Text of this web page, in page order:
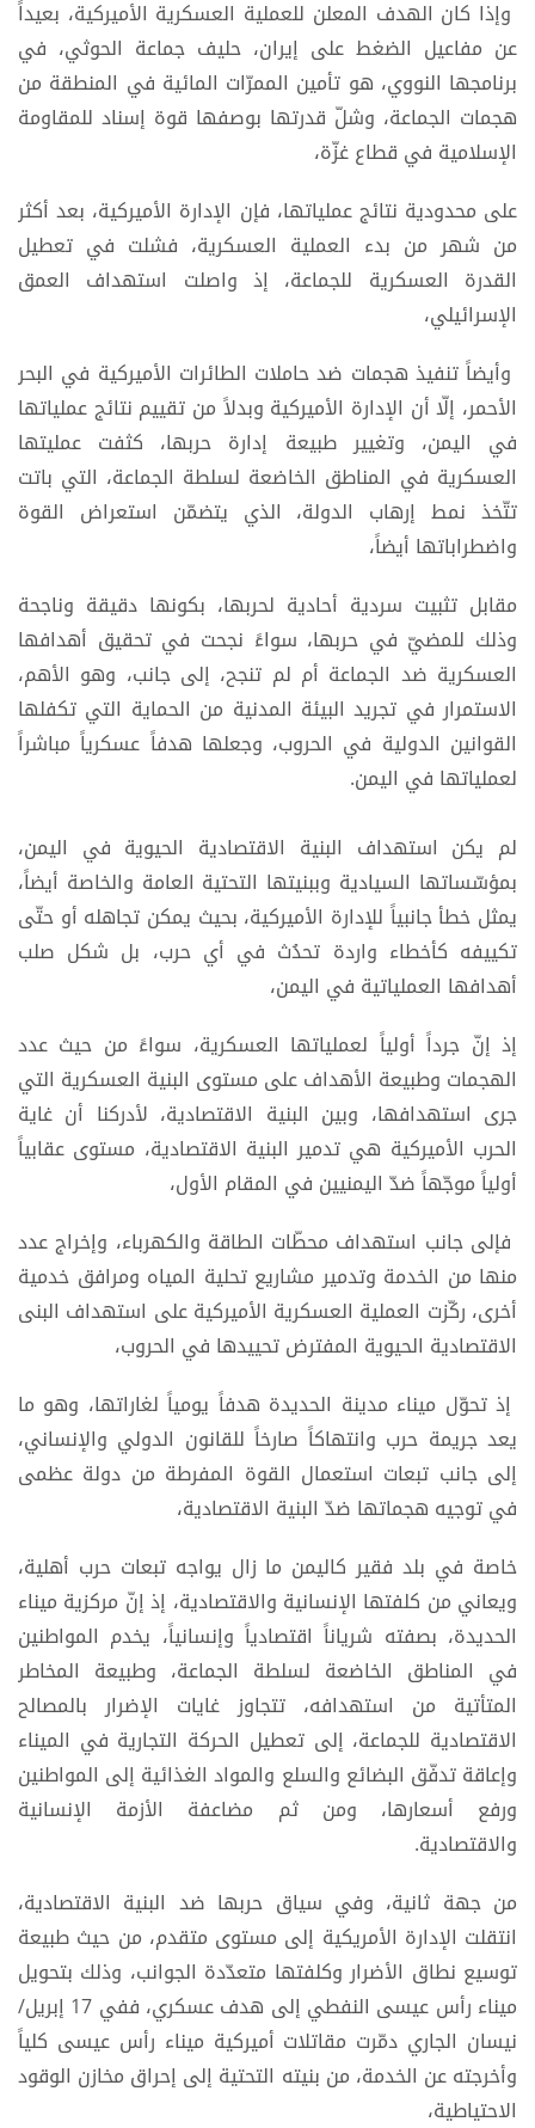
وإذا كان الهدف المعلن للعملية العسكرية الأميركية، بعيداً
عن مفاعيل الضغط على إيران، حليف جماعة الحوثي، في
برنامجها النووي، هو تأمين الممرّات المائية في المنطقة من
هجمات الجماعة، وشلّ قدرتها بوصفها قوة إسناد للمقاومة
الإسلامية في قطاع غزّة،
على محدودية نتائج عملياتها، فإن الإدارة الأميركية، بعد أكثر
من شهر من بدء العملية العسكرية، فشلت في تعطيل
القدرة العسكرية للجماعة، إذ واصلت استهداف العمق
الإسرائيلي،
وأيضاً تنفيذ هجمات ضد حاملات الطائرات الأميركية في البحر
الأحمر، إلّا أن الإدارة الأميركية وبدلاً من تقييم نتائج عملياتها
في اليمن، وتغيير طبيعة إدارة حربها، كثفت عمليتها
العسكرية في المناطق الخاضعة لسلطة الجماعة، التي باتت
تتّخذ نمط إرهاب الدولة، الذي يتضمّن استعراض القوة
واضطراباتها أيضاً،
مقابل تثبيت سردية أحادية لحربها، بكونها دقيقة وناجحة
وذلك للمضيّ في حربها، سواءً نجحت في تحقيق أهدافها
العسكرية ضد الجماعة أم لم تنجح، إلى جانب، وهو الأهم،
الاستمرار في تجريد البيئة المدنية من الحماية التي تكفلها
القوانين الدولية في الحروب، وجعلها هدفاً عسكرياً مباشراً
لعملياتها في اليمن.
لم يكن استهداف البنية الاقتصادية الحيوية في اليمن،
بمؤسّساتها السيادية وببنيتها التحتية العامة والخاصة أيضاً،
يمثل خطأ جانبياً للإدارة الأميركية، بحيث يمكن تجاهله أو حتّى
تكييفه كأخطاء واردة تحدُث في أي حرب، بل شكل صلب
أهدافها العملياتية في اليمن،
إذ إنّ جرداً أولياً لعملياتها العسكرية، سواءً من حيث عدد
الهجمات وطبيعة الأهداف على مستوى البنية العسكرية التي
جرى استهدافها، وبين البنية الاقتصادية، لأدركنا أن غاية
الحرب الأميركية هي تدمير البنية الاقتصادية، مستوى عقابياً
أولياً موجّهاً ضدّ اليمنيين في المقام الأول،
فإلى جانب استهداف محطّات الطاقة والكهرباء، وإخراج عدد
منها من الخدمة وتدمير مشاريع تحلية المياه ومرافق خدمية
أخرى، ركّزت العملية العسكرية الأميركية على استهداف البنى
الاقتصادية الحيوية المفترض تحييدها في الحروب،
إذ تحوّل ميناء مدينة الحديدة هدفاً يومياً لغاراتها، وهو ما
يعد جريمة حرب وانتهاكاً صارخاً للقانون الدولي والإنساني،
إلى جانب تبعات استعمال القوة المفرطة من دولة عظمى
في توجيه هجماتها ضدّ البنية الاقتصادية،
خاصة في بلد فقير كاليمن ما زال يواجه تبعات حرب أهلية،
ويعاني من كلفتها الإنسانية والاقتصادية، إذ إنّ مركزية ميناء
الحديدة، بصفته شرياناً اقتصادياً وإنسانياً، يخدم المواطنين
في المناطق الخاضعة لسلطة الجماعة، وطبيعة المخاطر
المتأتية من استهدافه، تتجاوز غايات الإضرار بالمصالح
الاقتصادية للجماعة، إلى تعطيل الحركة التجارية في الميناء
وإعاقة تدفّق البضائع والسلع والمواد الغذائية إلى المواطنين
ورفع أسعارها، ومن ثم مضاعفة الأزمة الإنسانية
والاقتصادية.
من جهة ثانية، وفي سياق حربها ضد البنية الاقتصادية،
انتقلت الإدارة الأمريكية إلى مستوى متقدم، من حيث طبيعة
توسيع نطاق الأضرار وكلفتها متعدّدة الجوانب، وذلك بتحويل
ميناء رأس عيسى النفطي إلى هدف عسكري، ففي 17 إبريل/
نيسان الجاري دمّرت مقاتلات أميركية ميناء رأس عيسى كلياً
وأخرجته عن الخدمة، من بنيته التحتية إلى إحراق مخازن الوقود
الاحتياطية،